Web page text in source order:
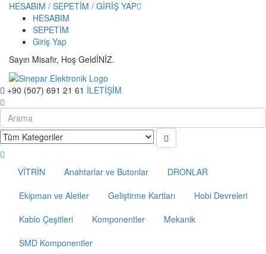
HESABIM / SEPETİM / GİRİŞ YAP
HESABIM
SEPETİM
Giriş Yap
Sayın Misafir, Hoş GeldİNİZ.
+90 (507) 691 21 61 İLETİŞİM
VİTRİN Anahtarlar ve Butonlar
DRONLAR
Ekipman ve Aletler
Geliştirme Kartları
Hobi Devreleri
Kablo Çeşitleri
Komponentler
Mekanik
SMD Komponentler